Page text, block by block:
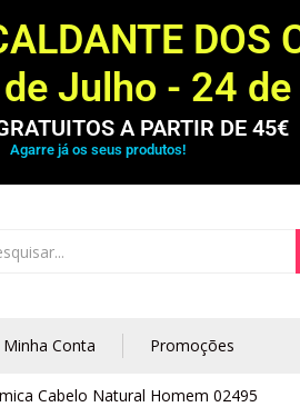
DOS
Julho - 24
A PARTIR DE 45€
Agarre já os seus produtos!
Minha Conta Promoções
Cabelo Natural Homem 02495